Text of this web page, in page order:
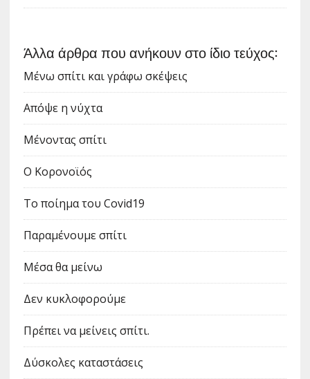
Άλλα άρθρα που ανήκουν στο ίδιο τεύχος:
Μένω σπίτι και γράφω σκέψεις
Απόψε η νύχτα
Μένοντας σπίτι
Ο Κορονοϊός
Το ποίημα του Covid19
Παραμένουμε σπίτι
Μέσα θα μείνω
Δεν κυκλοφορούμε
Πρέπει να μείνεις σπίτι.
Δύσκολες καταστάσεις